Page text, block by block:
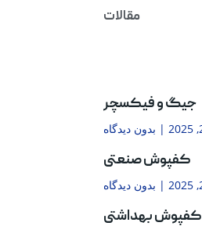
مقالات
جیگ و فیکسچر
بدون دیدگاه
کفپوش صنعتی
بدون دیدگاه
کفپوش بهداشتی